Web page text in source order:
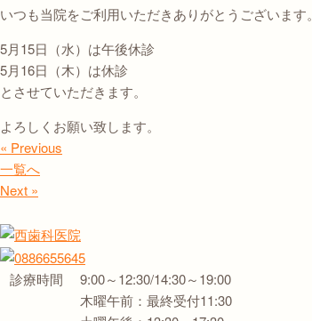
いつも当院をご利用いただきありがとうございます。
5月15日（水）は午後休診
5月16日（木）は休診
とさせていただきます。
よろしくお願い致します。
« Previous
一覧へ
Next »
診療時間
9:00～12:30/14:30～19:00
木曜午前：最終受付11:30